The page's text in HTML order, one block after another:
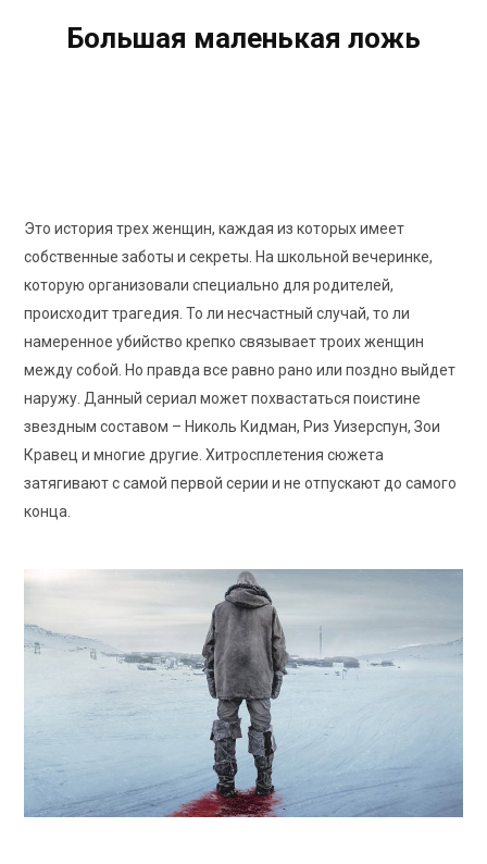
Большая маленькая ложь
Это история трех женщин, каждая из которых имеет
собственные заботы и секреты. На школьной вечеринке,
которую организовали специально для родителей,
происходит трагедия. То ли несчастный случай, то ли
намеренное убийство крепко связывает троих женщин
между собой. Но правда все равно рано или поздно выйдет
наружу. Данный сериал может похвастаться поистине
звездным составом – Николь Кидман, Риз Уизерспун, Зои
Кравец и многие другие. Хитросплетения сюжета
затягивают с самой первой серии и не отпускают до самого
конца.